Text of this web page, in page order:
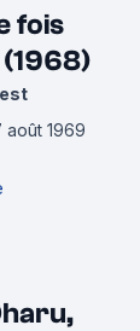
fois
août 1969